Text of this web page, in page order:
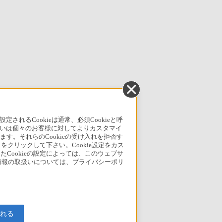
定されるCookieは通常、必須Cookieと呼
は個々のお客様に対してよりカスタマイ
す。それらのCookieの受け入れを拒否す
クリックして下さい。Cookie設定をカス
Cookieの設定によっては、このウェブサ
の取扱いについては、プライバシーポリ
る